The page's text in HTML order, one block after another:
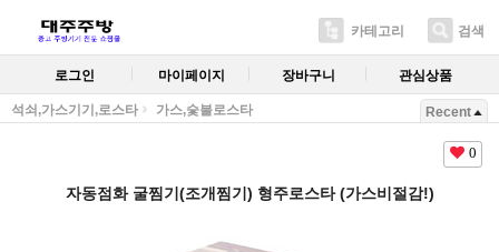
카테고리 검색
로그인 마이페이지 장바구니 관심상품
석쇠,가스기기,로스타 가스,숯불로스타 Recent
0
자동점화 굴찜기(조개찜기) 형주로스타 (가스비절감!)